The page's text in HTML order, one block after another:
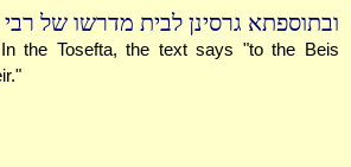
ובתוספתא גרסינן לבית מדרשו של
In the Tosefta, the text says "to the Beis